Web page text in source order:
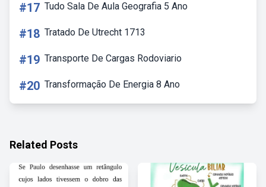
#17 Tudo Sala De Aula Geografia 5 Ano
#18 Tratado De Utrecht 1713
#19 Transporte De Cargas Rodoviario
#20 Transformação De Energia 8 Ano
Related Posts